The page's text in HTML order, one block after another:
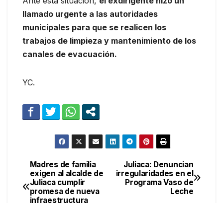
llamado urgente a las autoridades
municipales para que se realicen los
trabajos de limpieza y mantenimiento de los
canales de evacuación.
YC.
Navegación
de
Juliaca: Denuncian
irregularidades en el
Programa Vaso de
Leche
Madres de familia
exigen al alcalde de
Juliaca cumplir
promesa de nueva
infraestructura